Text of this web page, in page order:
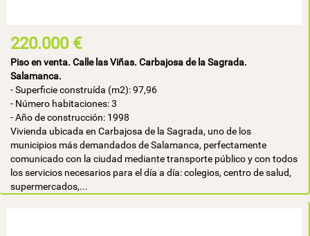
220.000 €
Piso en venta. Calle las Viñas. Carbajosa de la Sagrada.
Salamanca.
- Superficie construída (m2): 97,96
- Número habitaciones: 3
- Año de construcción: 1998
Vivienda ubicada en Carbajosa de la Sagrada, uno de los
municipios más demandados de Salamanca, perfectamente
comunicado con la ciudad mediante transporte público y con todos
los servicios necesarios para el día a día: colegios, centro de salud,
supermercados,...